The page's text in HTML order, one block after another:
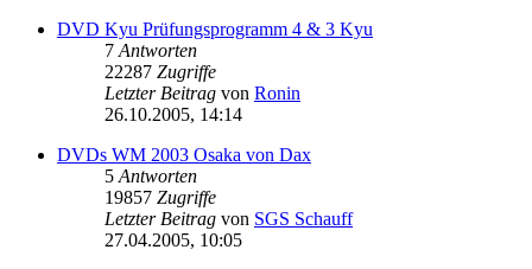
DVD Kyu Prüfungsprogramm 4 & 3 Kyu
7 Antworten
22287 Zugriffe
Letzter Beitrag von Ronin
26.10.2005, 14:14
DVDs WM 2003 Osaka von Dax
5 Antworten
19857 Zugriffe
Letzter Beitrag von SGS Schauff
27.04.2005, 10:05